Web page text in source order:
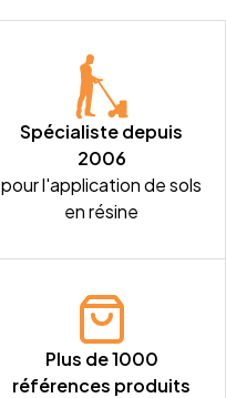
Spécialiste depuis
2006
pour l'application de sols
en résine
Plus de 1000
références produits